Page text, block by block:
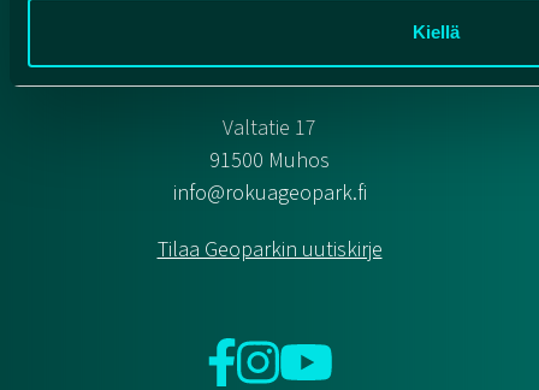
Kiellä
HUMANPOLIS OY (ROKUA GEOPARK)
Valtatie 17
91500 Muhos
info@rokuageopark.fi
Tilaa Geoparkin uutiskirje
Facebook
InstagramYouTube